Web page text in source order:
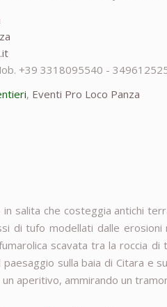
+39 3318095540 -
, Eventi Pro Loco Panza
salita che costeggia antichi
di tufo modellati dalle
scavata tra la roccia
sulla baia di Citara e
aperitivo, ammirando un